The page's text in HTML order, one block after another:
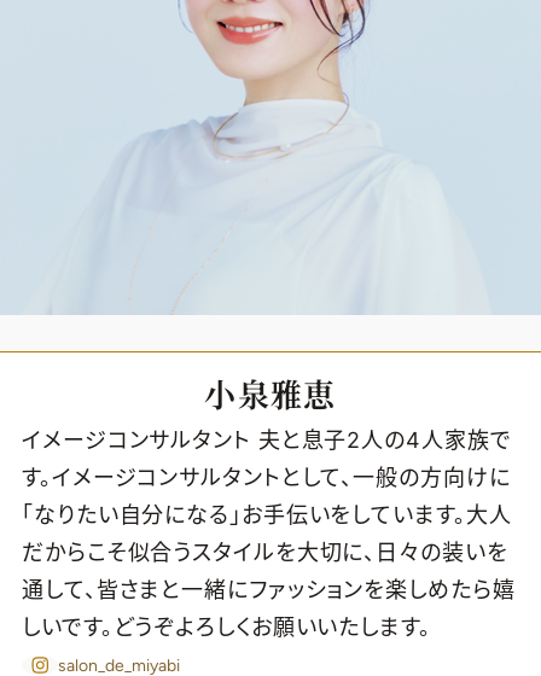
エクラプレミアムNEWS
小泉雅恵
イメージコンサルタント 夫と息子2人の4人家族で
す。イメージコンサルタントとして、一般の方向けに
「なりたい自分になる」お手伝いをしています。大人
だからこそ似合うスタイルを大切に、日々の装いを
通して、皆さまと一緒にファッションを楽しめたら嬉
しいです。どうぞよろしくお願いいたします。
salon_de_miyabi